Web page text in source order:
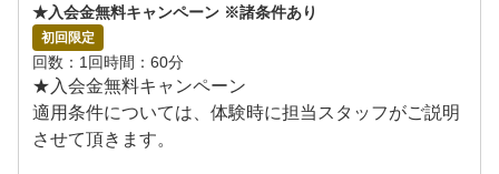
★入会金無料キャンペーン ※諸条件あり
初回限定
回数 1回時間 60分
★入会金無料キャンペーン
適用条件については、体験時に担当スタッフがご説明
させて頂きます。